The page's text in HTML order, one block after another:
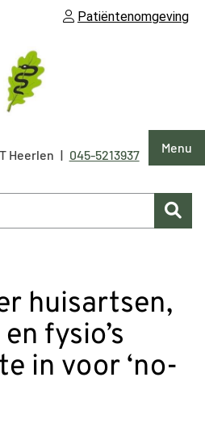
Patiëntenomgeving
Menu
Heerlen Tel:
045-5213937
huisartsen,
fysio’s
in voor ‘no-